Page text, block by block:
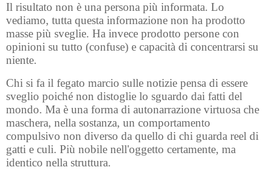
Il risultato non è una persona più informata. Lo
vediamo, tutta questa informazione non ha prodotto
masse più sveglie. Ha invece prodotto persone con
opinioni su tutto (confuse) e capacità di concentrarsi su
niente.
Chi si fa il fegato marcio sulle notizie pensa di essere
sveglio poiché non distoglie lo sguardo dai fatti del
mondo. Ma è una forma di autonarrazione virtuosa che
maschera, nella sostanza, un comportamento
compulsivo non diverso da quello di chi guarda reel di
gatti e culi. Più nobile nell'oggetto certamente, ma
identico nella struttura.